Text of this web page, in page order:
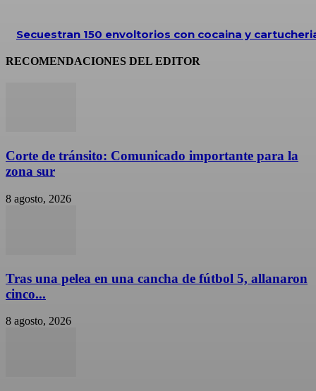
Secuestran 150 envoltorios con cocaina y
RECOMENDACIONES DEL EDITOR
Corte de tránsito: Comunicado importante para la
zona sur
8 agosto, 2026
Tras una pelea en una cancha de fútbol 5, allanaron
cinco...
8 agosto, 2026